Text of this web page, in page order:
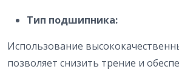
Тип подшипника:
Использование
позволяет снизить трение и